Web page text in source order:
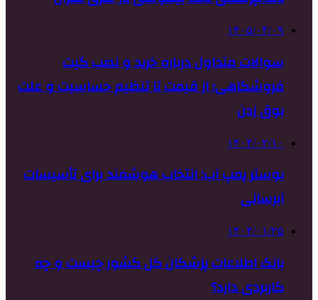
۱۴۰۵/۰۴/۰۹
سوالات متداول درباره خرید و نصب گیت
فروشگاهی؛ از قیمت تا تنظیم حساسیت و علت
بوق زدن
۱۴۰۴/۰۲/۱۰
بوستر پمپ آب: انتخاب هوشمند برای تأسیسات
آبرسانی
۱۴۰۴/۰۱/۲۵
بانک اطلاعات پزشکان کل کشور چیست و چه
کاربردی دارد؟